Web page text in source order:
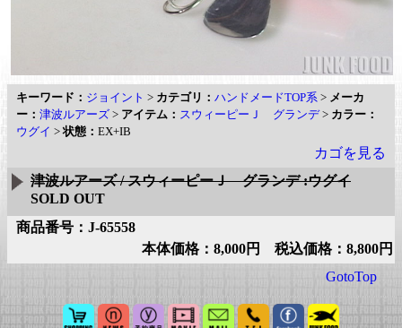
キーワード： ジョイント > カテゴリ： ハンドメードTOP系 > メーカ
ー： 津波ルアーズ > アイテム： スウィーピーＪ グランデ> カラー：
ウグイ >状態： EX+IB
カゴを見る
津波ルアーズ / スウィーピーＪ グランデ :ウグイ
SOLD OUT
商品番号：J-65558
本体価格：8,000円 税込価格：8,800円
GotoTop